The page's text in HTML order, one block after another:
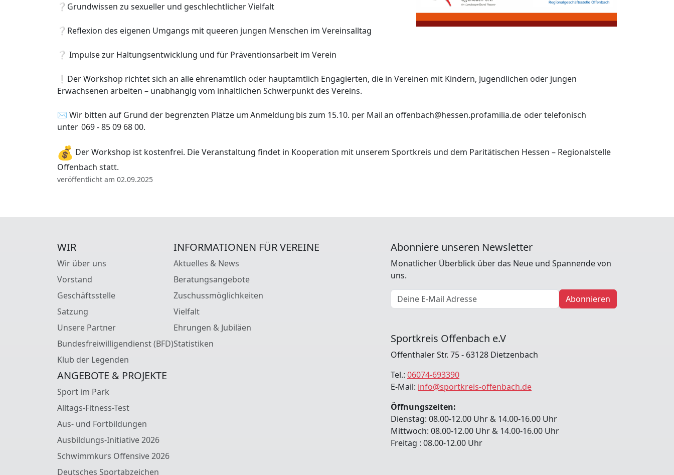
❔Grundwissen zu sexueller und geschlechtlicher Vielfalt
❔Reflexion des eigenen Umgangs mit queeren jungen Menschen im Vereinsalltag
❔ Impulse zur Haltungsentwicklung und für Präventionsarbeit im Verein
❕Der Workshop richtet sich an alle ehrenamtlich oder hauptamtlich Engagierten, die in Vereinen mit Kindern, Jugendlichen oder jungen
Erwachsenen arbeiten – unabhängig vom inhaltlichen Schwerpunkt des Vereins.
✉️ Wir bitten auf Grund der begrenzten Plätze um Anmeldung bis zum 15.10. per Mail an offenbach@hessen.profamilia.de oder telefonisch
unter 069 - 85 09 68 00.
Der Workshop ist kostenfrei. Die Veranstaltung findet in Kooperation mit unserem Sportkreis und dem Paritätischen Hessen – Regionalstelle
Offenbach statt.
veröffentlicht am 02.09.2025
WIR
Wir über uns
Vorstand
Geschäftsstelle
Satzung
Unsere Partner
Bundesfreiwilligendienst (BFD)
Klub der Legenden
INFORMATIONEN FÜR VEREINE
Aktuelles & News
Beratungsangebote
Zuschussmöglichkeiten
Vielfalt
Ehrungen & Jubiläen
Statistiken
ANGEBOTE & PROJEKTE
Sport im Park
Alltags-Fitness-Test
Aus- und Fortbildungen
Ausbildungs-Initiative 2026
Schwimmkurs Offensive 2026
Deutsches Sportabzeichen
Abonniere unseren Newsletter
Monatlicher Überblick über das Neue und Spannende von
uns.
E-Mail Adresse
Abonnieren
Sportkreis Offenbach e.V
Offenthaler Str. 75 - 63128 Dietzenbach
Tel.: 06074-693390
E-Mail: info@sportkreis-offenbach.de
Öffnungszeiten:
Dienstag: 08.00-12.00 Uhr & 14.00-16.00 Uhr
Mittwoch: 08.00-12.00 Uhr & 14.00-16.00 Uhr
Freitag : 08.00-12.00 Uhr